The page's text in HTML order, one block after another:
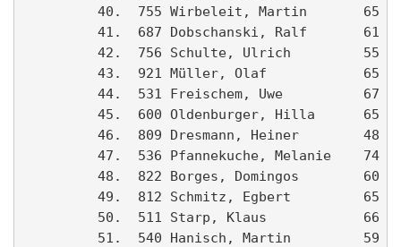
40.  755 Wirbeleit, Martin       65
41.  687 Dobschanski, Ralf       61
42.  756 Schulte, Ulrich         55
43.  921 Müller, Olaf            65
44.  531 Freischem, Uwe          67
45.  600 Oldenburger, Hilla      65
46.  809 Dresmann, Heiner        48
47.  536 Pfannekuche, Melanie    74
48.  822 Borges, Domingos        60
49.  812 Schmitz, Egbert         65
50.  511 Starp, Klaus            66
51.  540 Hanisch, Martin         59